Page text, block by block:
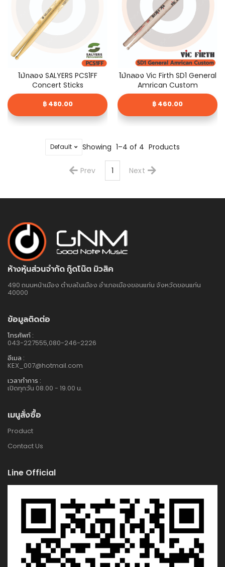
ไม้กลอง SALYERS PCS1FF
Concert Sticks
฿ 480.00
ไม้กลอง Vic Firth SD1 General
Amrican Custom
฿ 460.00
Showing 1–4 of 4 Products
Prev 1 Next
ห้างหุ้นส่วนจำกัด กู๊ดโน๊ต มิวสิค
490 ถนนหน้าเมือง ตำบลในเมือง อำเภอเมืองขอนแก่น จังหวัดขอนแก่น
40000
ข้อมูลติดต่อ
โทรศัพท์ :
043-227555,080-246-2226
อีเมล :
KEX_007@hotmail.com
เวลาทำการ :
เปิดทุกวัน 08.00 - 19.00 น.
เมนูสั่งซื้อ
Product
Contact Us
Line Official